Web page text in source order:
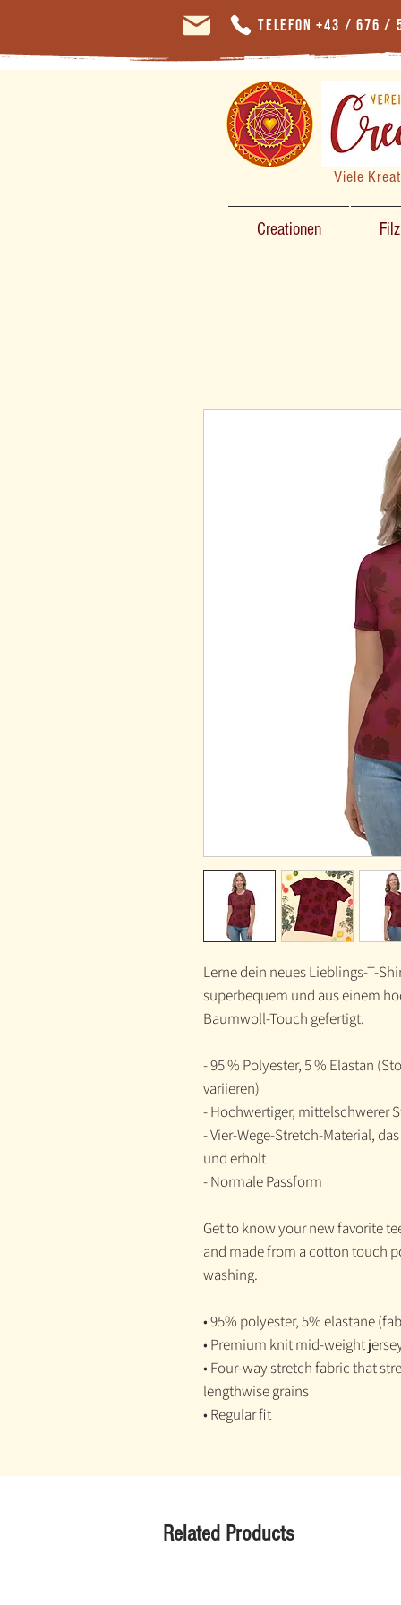
Telefon +43 / 676 /
Viele
Creationen
Lerne dein neues Lieblings-T-
superbequem und aus einem
Baumwoll-Touch gefertigt.
- 95 % Polyester, 5 % Elastan
variieren)
- Hochwertiger, mittelschwerer
- Vier-Wege-Stretch-Material,
und erholt
- Normale Passform
Get to know your new favorite
and made from a cotton touch
washing.
• 95% polyester, 5% elastane
• Premium knit mid-weight
• Four-way stretch fabric that
lengthwise grains
• Regular fit
Related Products